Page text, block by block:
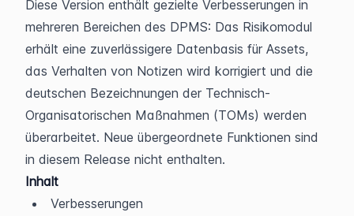
Diese Version enthält gezielte Verbesserungen in
mehreren Bereichen des DPMS: Das Risikomodul
erhält eine zuverlässigere Datenbasis für Assets,
das Verhalten von Notizen wird korrigiert und die
deutschen Bezeichnungen der Technisch-
Organisatorischen Maßnahmen (TOMs) werden
überarbeitet. Neue übergeordnete Funktionen sind
in diesem Release nicht enthalten.
Inhalt
Verbesserungen